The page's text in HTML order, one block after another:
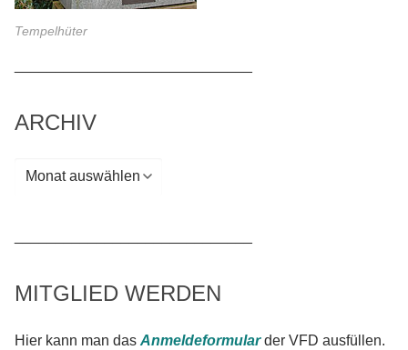
Tempelhüter
ARCHIV
Archiv
MITGLIED WERDEN
Hier kann man das Anmeldeformularder VFD ausfüllen.